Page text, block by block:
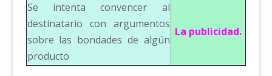
Se intenta convencer al
destinatario con argumentos
sobre las bondades de algún
producto
La publicidad.